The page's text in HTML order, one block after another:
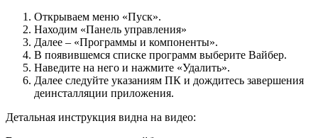
Открываем меню «Пуск».
Находим «Панель управления»
Далее – «Программы и компоненты».
В появившемся списке программ выберите Вайбер.
Наведите на него и нажмите «Удалить».
Далее следуйте указаниям ПК и дождитесь завершения
деинсталляции приложения.
Детальная инструкция видна на видео: